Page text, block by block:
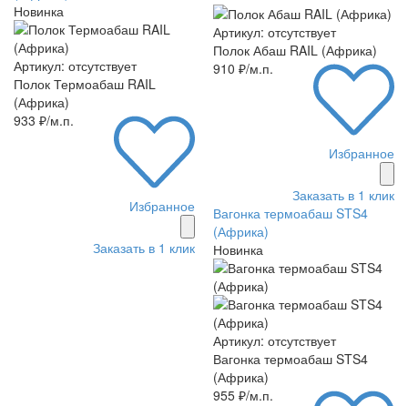
Новинка
Артикул: отсутствует
Полок Термоабаш RAIL
(Африка)
933 ₽/м.п.
Избранное
Заказать в 1 клик
Артикул: отсутствует
Полок Абаш RAIL (Африка)
910 ₽/м.п.
Избранное
Заказать в 1 клик
Вагонка термоабаш STS4
(Африка)
Новинка
Артикул: отсутствует
Вагонка термоабаш STS4
(Африка)
955 ₽/м.п.